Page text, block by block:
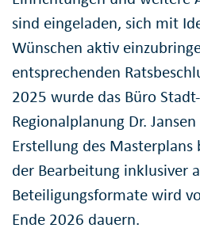
sind eingeladen, sich mit
Wünschen aktiv
entsprechenden
2025 wurde das Büro
Regionalplanung Dr.
Erstellung des
der Bearbeitung inklusiver
Beteiligungsformate wird
Ende 2026 dauern.